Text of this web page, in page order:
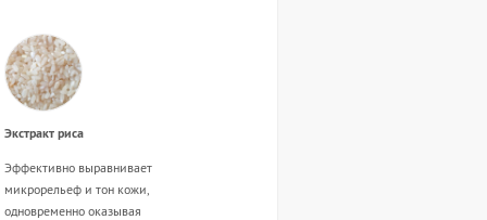
Экстракт риса
Эффективно выравнивает
микрорельеф и тон кожи,
одновременно оказывая